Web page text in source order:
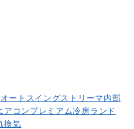
オートスイングストリーマ内部
アコンプレミアム冷房ランド
換気